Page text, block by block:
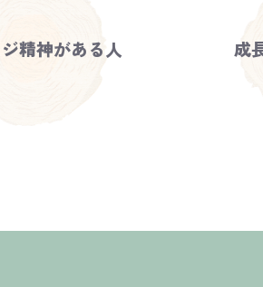
精神がある人 成